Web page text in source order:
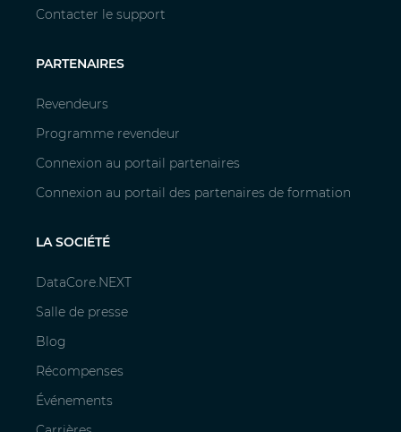
Contacter le support
PARTENAIRES
Revendeurs
Programme revendeur
Connexion au portail partenaires
Connexion au portail des partenaires de formation
LA SOCIÉTÉ
DataCore.NEXT
Salle de presse
Blog
Récompenses
Événements